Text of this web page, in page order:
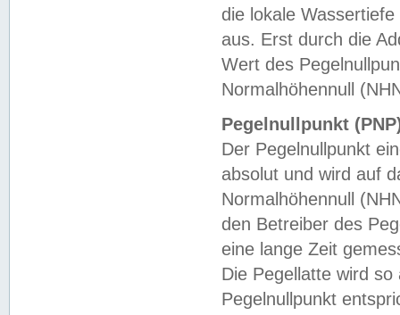
die lokale
aus. Erst durch die
Wert des
Normalhöhennull
Pegelnullpunkt
Der Pegelnullpunkt
absolut und wird auf
Normalhöhennull
den Betreiber des
eine lange Zeit
Die Pegellatte wird
Pegelnullpunkt